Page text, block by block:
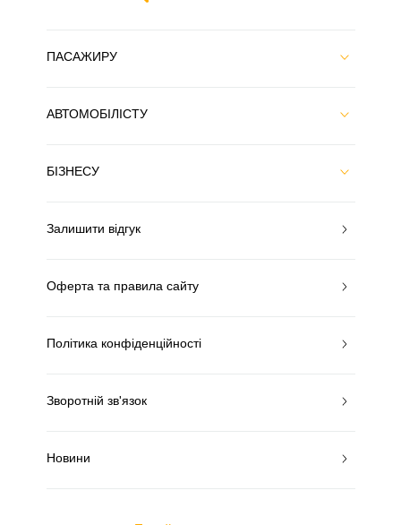
ПАСАЖИРУ
АВТОМОБІЛІСТУ
БІЗНЕСУ
Залишити відгук
Оферта та правила сайту
Політика конфіденційності
Зворотній зв'язок
Новини